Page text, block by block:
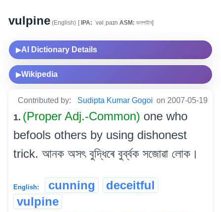
vulpine (English) [IPA: ˈvəlˌpaɪn ASM: ভলপাইন]
▶AI Dictionary Details
▶Wikipedia
Contributed by: Sudipta Kumar Gogoi on 2007-05-19
1. (Proper Adj.-Common) one who
befools others by using dishonest
trick. আনক অসৎ বুদ্ধিৰে বুৰ্ব্বক সজোৱা লোক।
English: cunning
deceitful
vulpine